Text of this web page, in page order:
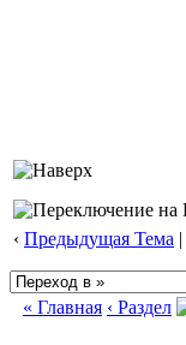
‹ Предыдущая Тема |
« Главная ‹ Раздел